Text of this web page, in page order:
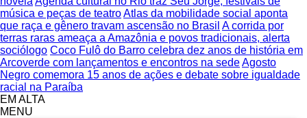
música e peças de teatroAtlas da mobilidade social aponta
que raça e gênero travam ascensão no Brasil A corrida por
terras raras ameaça a Amazônia e povos tradicionais, alerta
sociólogo Coco Fulô do Barro celebra dez anos de história em
Arcoverde com lançamentos e encontros na sedeAgosto
Negro comemora 15 anos de ações e debate sobre igualdade
racial na Paraíba
EM ALTA
MENU